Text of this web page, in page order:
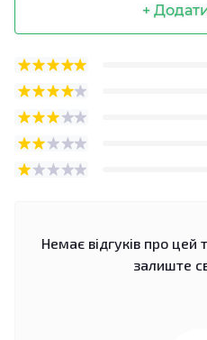
+
Немає відгуків про цей
залиште